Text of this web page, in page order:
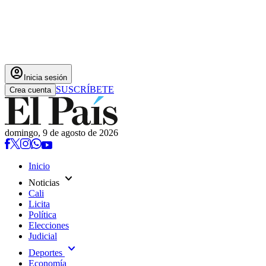
account_circle Inicia sesión
Crea cuenta SUSCRÍBETE
domingo, 9 de agosto de 2026
Inicio
Noticias expand_more
Cali
Licita
Política
Elecciones
Judicial
Deportes expand_more
Economía